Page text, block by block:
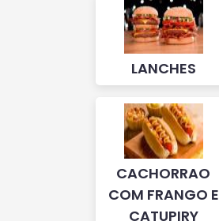
LANCHES
CACHORRAO
COM FRANGO E
CATUPIRY